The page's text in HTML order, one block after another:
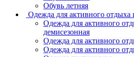
Обувь летняя
Одежда для активного отдыха
Одежда для активного
демисезонная
Одежда для активного
Одежда для активного